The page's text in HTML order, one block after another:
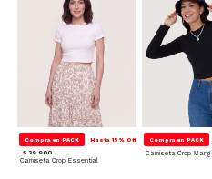
Compra en PACK Hasta 15% Off
$ 39.900
Camiseta Crop Essential
Compra en PACK
Camiseta Crop